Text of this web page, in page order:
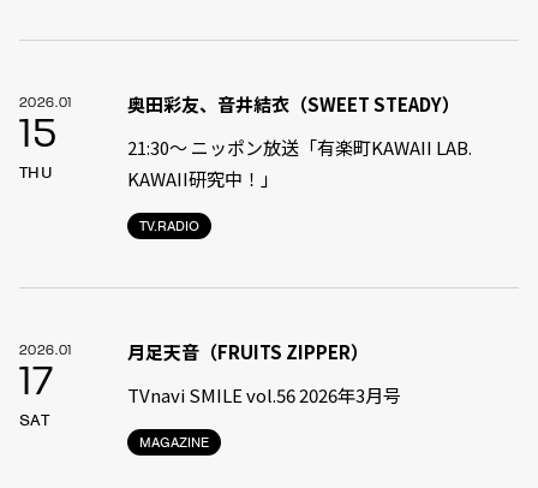
2026.01
15
THU
TV.RADIO
奥田彩友、音井結衣（SWEET STEADY）
21:30〜 ニッポン放送「有楽町KAWAII LAB.
KAWAII研究中！」
2026.01
17
SAT
MAGAZINE
月足天音（FRUITS ZIPPER）
TVnavi SMILE vol.56 2026年3月号